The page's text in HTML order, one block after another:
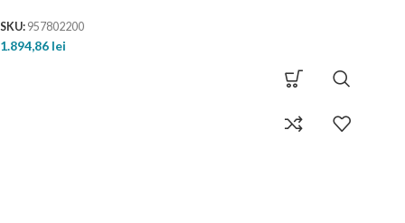
SKU: 957802200
1.894,86 lei